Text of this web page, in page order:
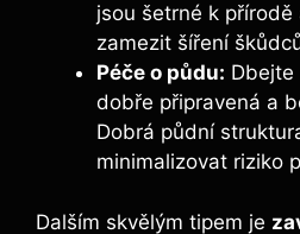
jsou šetrné k přírodě
zamezit šíření
Péče o půdu:
dobře připravená a
Dobrá půdní
minimalizovat riziko
Dalším skvělým tipem je